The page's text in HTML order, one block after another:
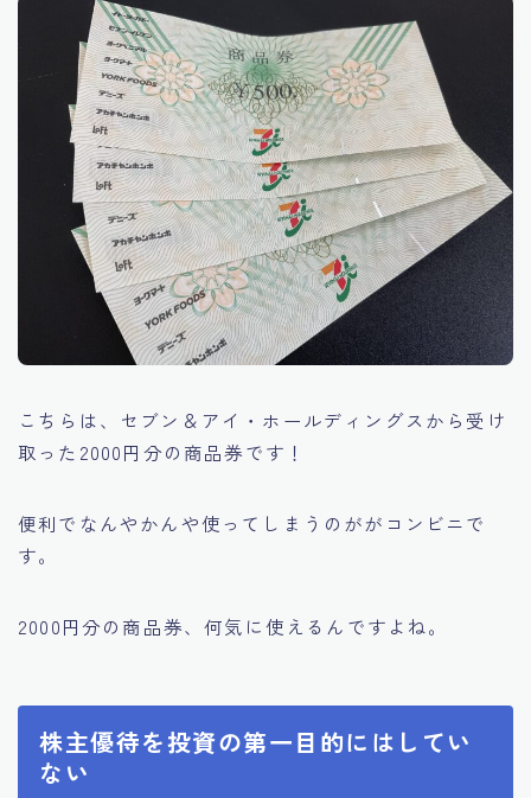
こちらは、セブン＆アイ・ホールディングスから受け
取った2000円分の商品券です！
便利でなんやかんや使ってしまうのががコンビニで
す。
2000円分の商品券、何気に使えるんですよね。
株主優待を投資の第一目的にはしてい
ない